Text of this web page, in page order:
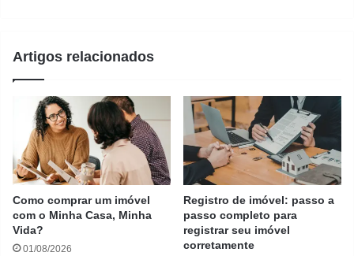
Artigos relacionados
Como comprar um imóvel
com o Minha Casa, Minha
Vida?
01/08/2026
Registro de imóvel: passo a
passo completo para
registrar seu imóvel
corretamente